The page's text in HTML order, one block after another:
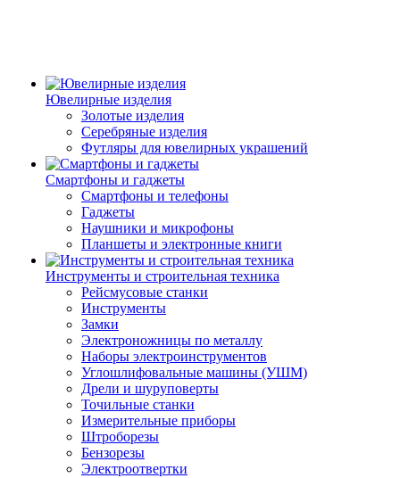
Ювелирные изделия
Золотые изделия
Серебряные изделия
Футляры для ювелирных украшений
Смартфоны и гаджеты
Смартфоны и телефоны
Гаджеты
Наушники и микрофоны
Планшеты и электронные книги
Инструменты и строительная техника
Рейсмусовые станки
Инструменты
Замки
Электроножницы по металлу
Наборы электроинструментов
Углошлифовальные машины (УШМ)
Дрели и шуруповерты
Точильные станки
Измерительные приборы
Штроборезы
Бензорезы
Электроотвертки